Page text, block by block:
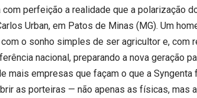
perfeição a realidade que a polarização
Urban, em Patos de Minas (MG). Um
o sonho simples de ser agricultor e, com
nacional, preparando a nova geração
mais empresas que façam o que a
as porteiras — não apenas as físicas, mas